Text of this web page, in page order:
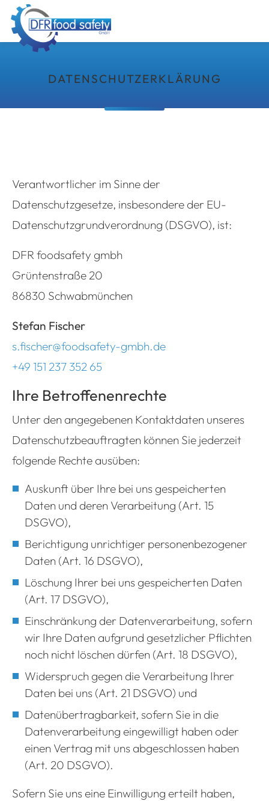
DATENSCHUTZERKLÄRUNG
Verantwortlicher im Sinne der
Datenschutzgesetze, insbesondere der EU-
Datenschutzgrundverordnung (DSGVO), ist:
DFR foodsafety gmbh
Grüntenstraße 20
86830 Schwabmünchen
Stefan Fischer
s.fischer@foodsafety-gmbh.de
+49 151 237 352 65
Ihre Betroffenenrechte
Unter den angegebenen Kontaktdaten unseres
Datenschutzbeauftragten können Sie jederzeit
folgende Rechte ausüben:
Auskunft über Ihre bei uns gespeicherten
Daten und deren Verarbeitung (Art. 15
DSGVO),
Berichtigung unrichtiger personenbezogener
Daten (Art. 16 DSGVO),
Löschung Ihrer bei uns gespeicherten Daten
(Art. 17 DSGVO),
Einschränkung der Datenverarbeitung, sofern
wir Ihre Daten aufgrund gesetzlicher Pflichten
noch nicht löschen dürfen (Art. 18 DSGVO),
Widerspruch gegen die Verarbeitung Ihrer
Daten bei uns (Art. 21 DSGVO) und
Datenübertragbarkeit, sofern Sie in die
Datenverarbeitung eingewilligt haben oder
einen Vertrag mit uns abgeschlossen haben
(Art. 20 DSGVO).
Sofern Sie uns eine Einwilligung erteilt haben,